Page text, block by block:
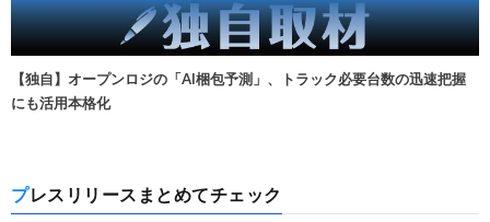
【独自】オープンロジの「AI梱包予測」、トラック必要台数の迅速把握
にも活用本格化
プレスリリースまとめてチェック